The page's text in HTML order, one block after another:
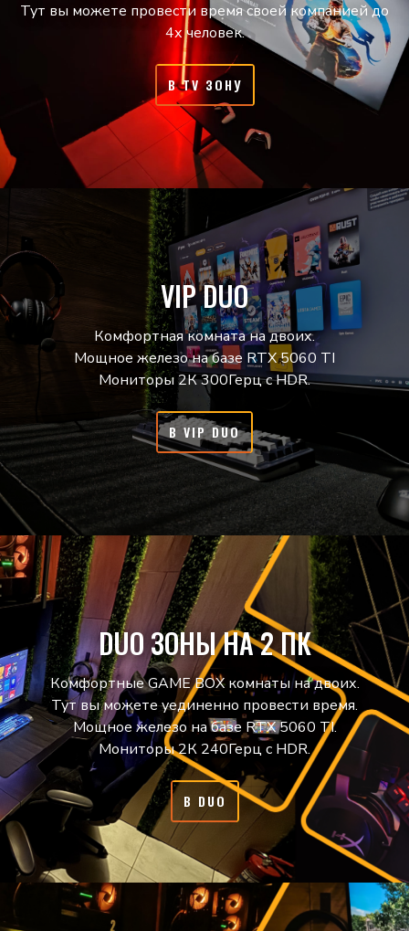
Тут вы можете провести время своей компанией до
4х человек.
В TV ЗОНУ
VIP DUO
Комфортная комната на двоих.
Мощное железо на базе RTX 5060 TI
Мониторы 2К 300Герц с HDR.
В VIP DUO
DUO ЗОНЫ НА 2 ПК
Комфортные GAME BOX комнаты на двоих.
Тут вы можете уединенно провести время.
Мощное железо на базе RTX 5060 TI.
Мониторы 2К 240Герц с HDR.
В DUO